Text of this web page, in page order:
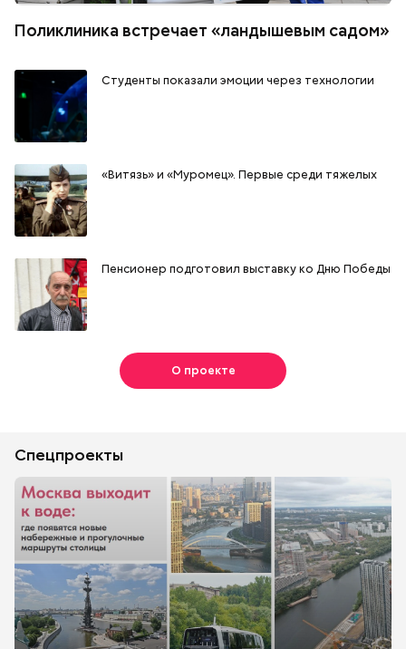
Поликлиника встречает «ландышевым садом»
Студенты показали эмоции через технологии
«Витязь» и «Муромец». Первые среди тяжелых
Пенсионер подготовил выставку ко Дню Победы
О проекте
Спецпроекты